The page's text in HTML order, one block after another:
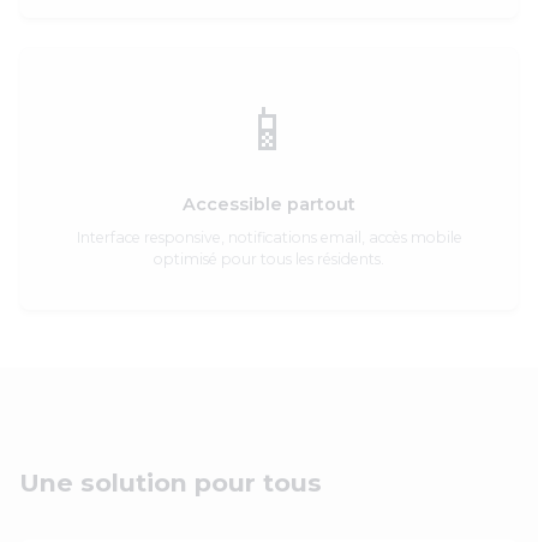
📱
Accessible partout
Interface responsive, notifications email, accès mobile
optimisé pour tous les résidents.
Une solution pour tous